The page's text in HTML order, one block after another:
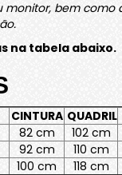
monitor, bem como
na tabela abaixo.
CINTURA QUADRIL
82 cm 102 cm
92 cm 110 cm
100 cm 118 cm